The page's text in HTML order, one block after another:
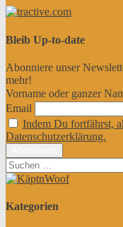
Bleib Up-to-date
Abonniere unser
mehr!
Vorname oder ganzer
Email
Indem Du fortfährst,
Datenschutzerklärung.
Suchen
nach:
Kategorien